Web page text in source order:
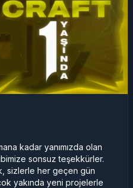
kadar yanımızda olan
sonsuz teşekkürler.
sizlerle her geçen gün
yakında yeni projelerle